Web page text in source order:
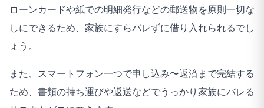
ローンカードや紙での明細発行などの郵送物を原則一切な
しにできるため、家族にすらバレずに借り入れられるでし
ょう。
また、スマートフォン一つで申し込み〜返済まで完結する
ため、書類の持ち運びや返送などでうっかり家族にバレる